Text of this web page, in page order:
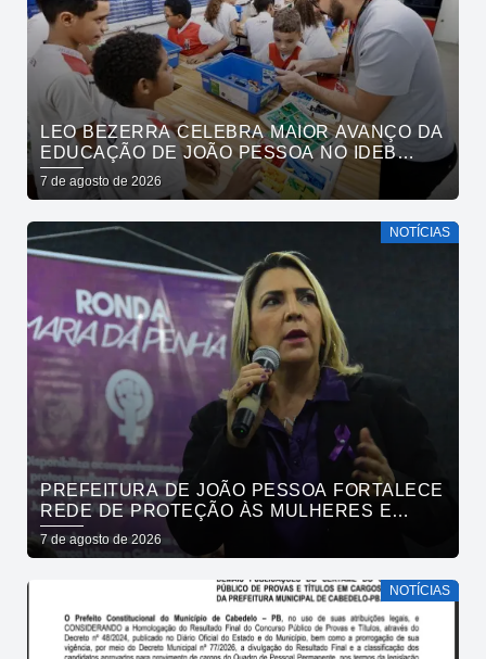
LEO BEZERRA CELEBRA MAIOR AVANÇO DA
EDUCAÇÃO DE JOÃO PESSOA NO IDEB
ENTRE CAPITAIS DO NORDESTE
7 de agosto de 2026
NOTÍCIAS
PREFEITURA DE JOÃO PESSOA FORTALECE
REDE DE PROTEÇÃO ÀS MULHERES E
ENTENDE QUE ACOLHER É SALVAR VIDAS
7 de agosto de 2026
NOTÍCIAS